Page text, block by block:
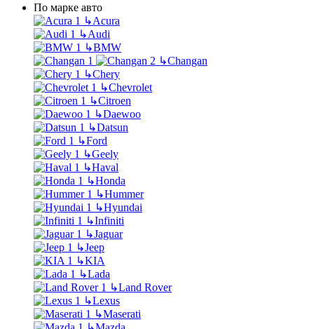
По марке авто
↳Acura
↳Audi
↳BMW
↳Changan
↳Chery
↳Chevrolet
↳Citroen
↳Daewoo
↳Datsun
↳Ford
↳Geely
↳Haval
↳Honda
↳Hummer
↳Hyundai
↳Infiniti
↳Jaguar
↳Jeep
↳KIA
↳Lada
↳Land Rover
↳Lexus
↳Maserati